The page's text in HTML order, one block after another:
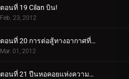
ตอนที่ 19 Cilan บิน!
Feb. 23, 2012
ตอนที่ 20 การต่อสู้ทางอากาศที่น่าทึ่ง!
Mar. 01, 2012
ตอนที่ 21 ปีนหอคอยแห่งความสำเร็จ!